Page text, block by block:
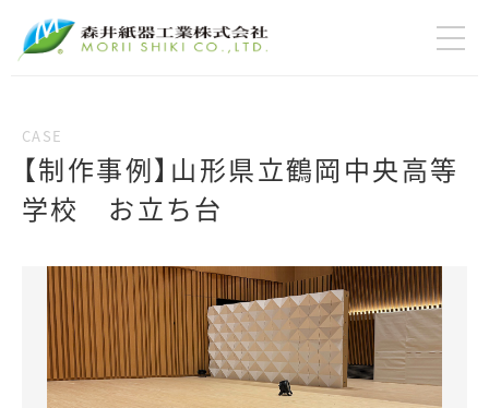
【制作事例】山形県立鶴岡中央高等
学校 お立ち台